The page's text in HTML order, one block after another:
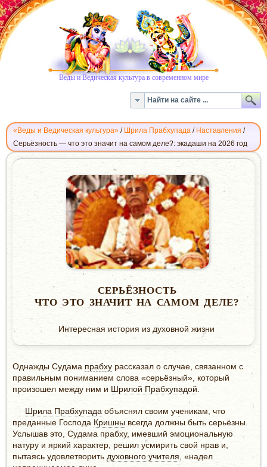
Веды и Ведическая культура в современном мире
«Веды и Ведическая культура» / Шрила Прабхупада / Наставления /
Серьёзность — что это значит на самом деле?: экадаши на 2026 год
СЕРЬЁЗНОСТЬ
ЗНАЧИТ
НА
ДЕЛЕ?
СЕРЬЁЗНОСТЬ
ЧТО ЭТО ЗНАЧИТ НА САМОМ ДЕЛЕ?
Интересная история из духовной жизни
Однажды Судама прабху рассказал о случае, связанном с
правильным пониманием слова «серьёзный», который
произошел между ним и Шрилой Прабхупадой
Шрила Прабхупада объяснял своим ученикам, что
преданные Господа Кришны всегда должны быть серьёзны.
Услышав это, Судама прабху, имевший эмоциональную
натуру и яркий характер, решил усмирить свой нрав и,
пытаясь удовлетворить духовного учителя , «надел